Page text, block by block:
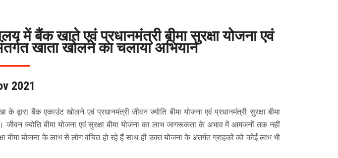
में बैंक खाते एवं प्रधानमंत्री बीमा सुरक्षा योजना एवं
खाता खोलने का चलाया अभियान
2021
बैंक एकाउंट खोलने एवं प्रधानमंत्री जीवन ज्योति बीमा योजना एवं प्रधानमंत्री सुरक्षा बीमा
जीवन ज्योति बीमा योजना एवं सुरक्षा बीमा योजना का लाभ जागरूकता के अभाव में आमजनों तक नहीं
योजना के लाभ से लोग वंचित हो रहे हैं साथ ही उक्त योजना के अंतर्गत ग्राहकों को कोई लाभ भी